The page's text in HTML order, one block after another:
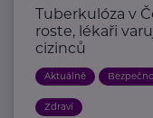
Tuberkulóza v
roste, lékaři
cizinců
Aktuálně
Zdraví